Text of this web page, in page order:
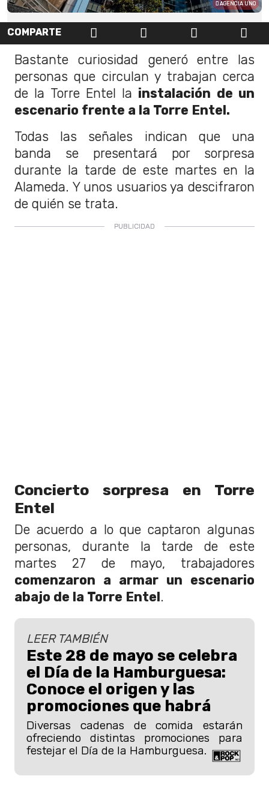
AGENCIA UNO
COMPARTE
Bastante curiosidad generó entre las
personas que circulan y trabajan cerca
de la Torre Entel la instalación de un
escenario frente a la Torre Entel.
Todas las señales indican que una
banda se presentará por sorpresa
durante la tarde de este martes en la
Alameda. Y unos usuarios ya descifraron
de quién se trata.
Concierto sorpresa en Torre
Entel
De acuerdo a lo que captaron algunas
personas, durante la tarde de este
martes 27 de mayo, trabajadores
comenzaron a armar un escenario
abajo de la Torre Entel.
LEER TAMBIÉN
Este 28 de mayo se celebra
el Día de la Hamburguesa:
Conoce el origen y las
promociones que habrá
Diversas cadenas de comida estarán
ofreciendo distintas promociones para
festejar el Día de la Hamburguesa.